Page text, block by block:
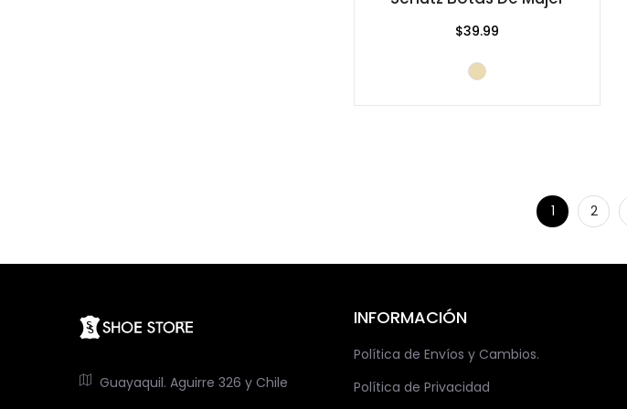
$39.99
1 2
Guayaquil. Aguirre 326 y Chile
INFORMACIÓN
Política de Envíos y Cambios.
Política de Privacidad